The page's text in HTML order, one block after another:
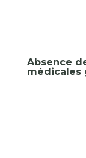
Absence
médicales